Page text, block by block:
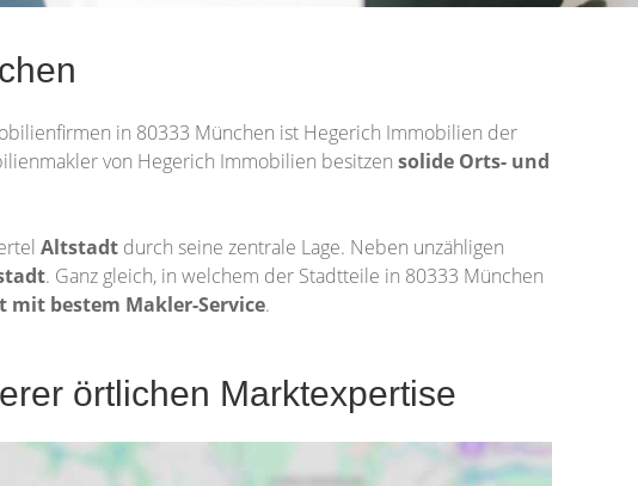
in 80333 München ist Hegerich Immobilien der
von Hegerich Immobilien besitzen solide Orts- und
Altstadt durch seine zentrale Lage. Neben unzähligen
. Ganz gleich, in welchem der Stadtteile in 80333 München
mit bestem Makler-Service.
örtlichen Marktexpertise